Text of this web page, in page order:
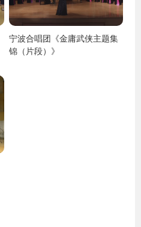
宁波合唱团《金庸武侠主题集
锦（片段）》